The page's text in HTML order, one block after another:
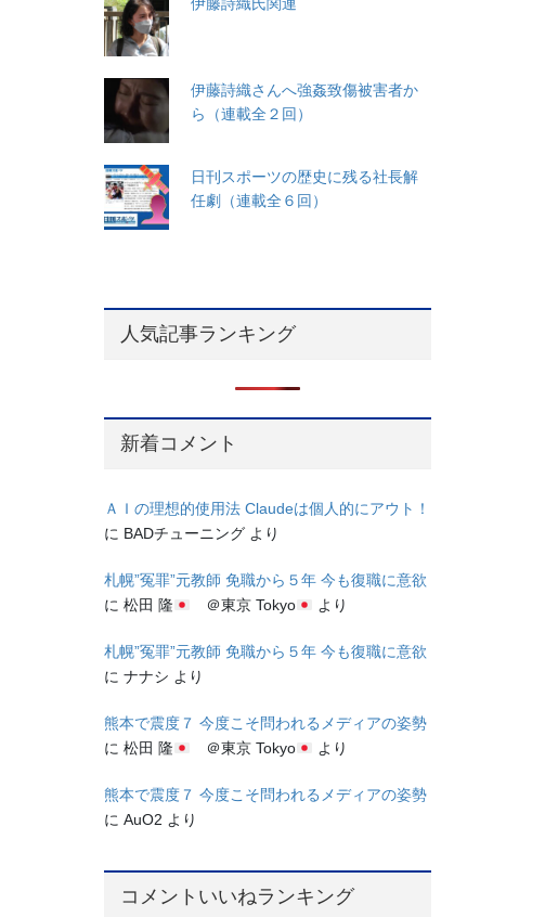
伊藤詩織さんへ強姦致傷被害者か
ら（連載全２回）
日刊スポーツの歴史に残る社長解
任劇（連載全６回）
人気記事ランキング
新着コメント
ＡＩの理想的使用法 Claudeは個人的にアウト！
に BADチューニング より
札幌”冤罪”元教師 免職から５年 今も復職に意欲
に松田 隆 ＠東京 Tokyo より
札幌”冤罪”元教師 免職から５年 今も復職に意欲
にナナシ より
熊本で震度７ 今度こそ問われるメディアの姿勢
に松田 隆 ＠東京 Tokyo より
熊本で震度７ 今度こそ問われるメディアの姿勢
にAuO2 より
コメントいいねランキング